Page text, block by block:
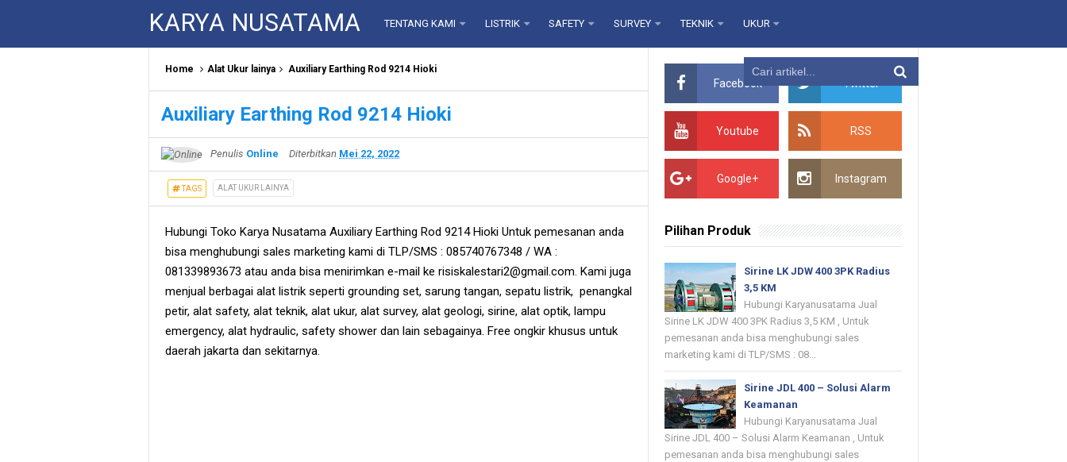
KARYA NUSATAMA TENTANG KAMI LISTRIK SAFETY SURVEY TEKNIK UKUR
Home Alat Ukur lainya Auxiliary Earthing Rod 9214 Hioki
Auxiliary Earthing Rod 9214 Hioki
Penulis Online Diterbitkan Mei 22, 2022
TAGS ALAT UKUR LAINYA
Hubungi Toko Karya Nusatama Auxiliary Earthing Rod 9214 Hioki Untuk pemesanan anda
bisa menghubungi sales marketing kami di TLP/SMS : 085740767348 / WA :
081339893673 atau anda bisa menirimkan e-mail ke risiskalestari2@gmail.com. Kami juga
menjual berbagai alat listrik seperti grounding set, sarung tangan, sepatu listrik, penangkal
petir, alat safety, alat teknik, alat ukur, alat survey, alat geologi, sirine, alat optik, lampu
emergency, alat hydraulic, safety shower dan lain sebagainya. Free ongkir khusus untuk
daerah jakarta dan sekitarnya.
Facebook Twitter
Youtube RSS
Google+ Instagram
Pilihan Produk
Sirine LK JDW 400 3PK Radius
3,5 KM
Hubungi Karyanusatama Jual
Sirine LK JDW 400 3PK Radius 3,5 KM , Untuk
pemesanan anda bisa menghubungi sales
marketing kami di TLP/SMS : 08...
Sirine JDL 400 – Solusi Alarm
Keamanan
Hubungi Karyanusatama Jual
Sirine JDL 400 – Solusi Alarm Keamanan , Untuk
pemesanan anda bisa menghubungi sales